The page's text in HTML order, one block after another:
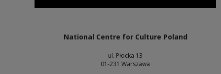
National Centre for Culture Poland
ul. Płocka 13
01-231 Warszawa